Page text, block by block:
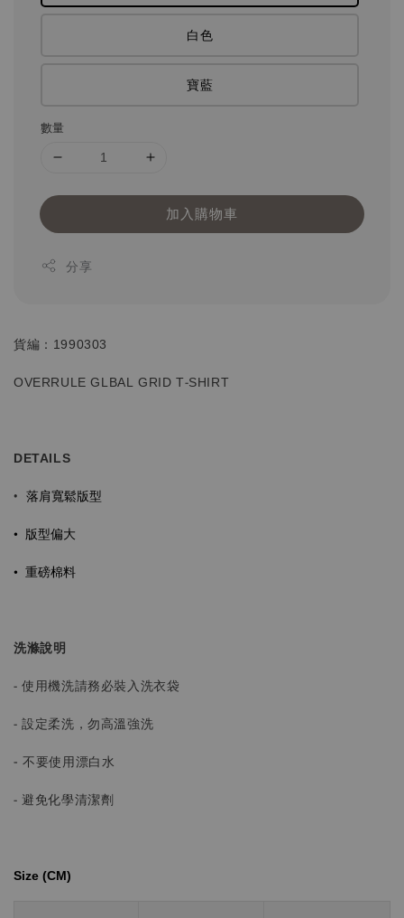
白色
寶藍
數量
加入購物車
分享
貨編：1990303
OVERRULE GLBAL GRID T-SHIRT
DETAILS
• 落肩寬鬆版型
• 版型偏大
• 重磅棉料
洗滌說明
- 使用機洗請務必裝入洗衣袋
- 設定柔洗，勿高溫強洗
-不要使用漂白水
- 避免化學清潔劑
Size (CM)⁡⁡